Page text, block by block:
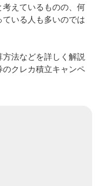
えているものの、何
いる人も多いのでは
法などを詳しく解説
のクレカ積立キャンペ